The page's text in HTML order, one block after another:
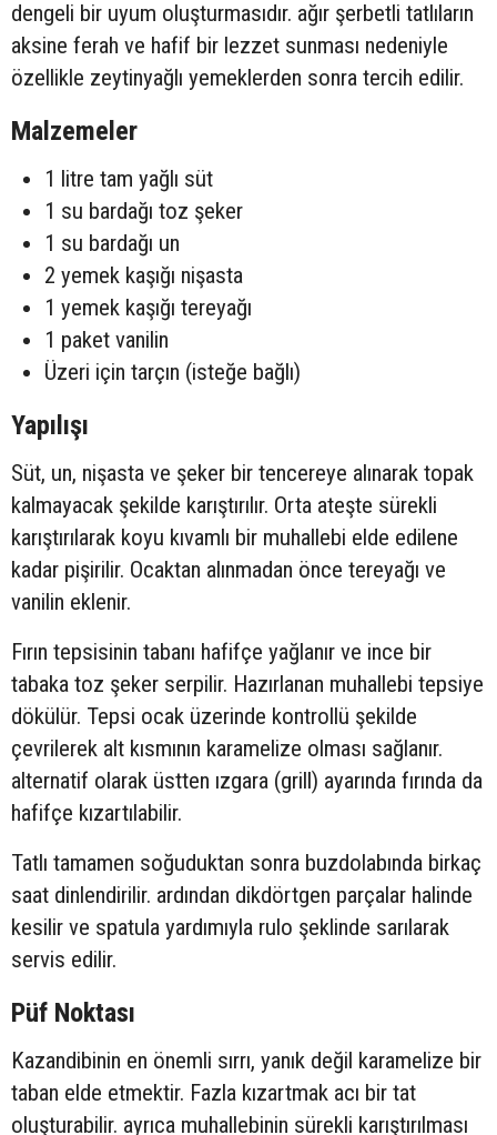
dengeli bir uyum oluşturmasıdır. ağır şerbetli tatlıların
aksine ferah ve hafif bir lezzet sunması nedeniyle
özellikle zeytinyağlı yemeklerden sonra tercih edilir.
Malzemeler
1 litre tam yağlı süt
1 su bardağı toz şeker
1 su bardağı un
2 yemek kaşığı nişasta
1 yemek kaşığı tereyağı
1 paket vanilin
Üzeri için tarçın (isteğe bağlı)
Yapılışı
Süt, un, nişasta ve şeker bir tencereye alınarak topak
kalmayacak şekilde karıştırılır. Orta ateşte sürekli
karıştırılarak koyu kıvamlı bir muhallebi elde edilene
kadar pişirilir. Ocaktan alınmadan önce tereyağı ve
vanilin eklenir.
Fırın tepsisinin tabanı hafifçe yağlanır ve ince bir
tabaka toz şeker serpilir. Hazırlanan muhallebi tepsiye
dökülür. Tepsi ocak üzerinde kontrollü şekilde
çevrilerek alt kısmının karamelize olması sağlanır.
alternatif olarak üstten ızgara (grill) ayarında fırında da
hafifçe kızartılabilir.
Tatlı tamamen soğuduktan sonra buzdolabında birkaç
saat dinlendirilir. ardından dikdörtgen parçalar halinde
kesilir ve spatula yardımıyla rulo şeklinde sarılarak
servis edilir.
Püf Noktası
Kazandibinin en önemli sırrı, yanık değil karamelize bir
taban elde etmektir. Fazla kızartmak acı bir tat
oluşturabilir. ayrıca muhallebinin sürekli karıştırılması